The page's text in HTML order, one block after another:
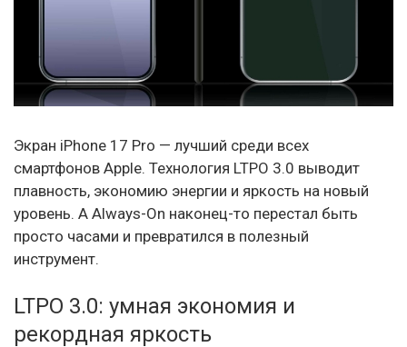
Экран iPhone 17 Pro — лучший среди всех
смартфонов Apple. Технология LTPO 3.0 выводит
плавность, экономию энергии и яркость на новый
уровень. А Always-On наконец-то перестал быть
просто часами и превратился в полезный
инструмент.
LTPO 3.0: умная экономия и
рекордная яркость